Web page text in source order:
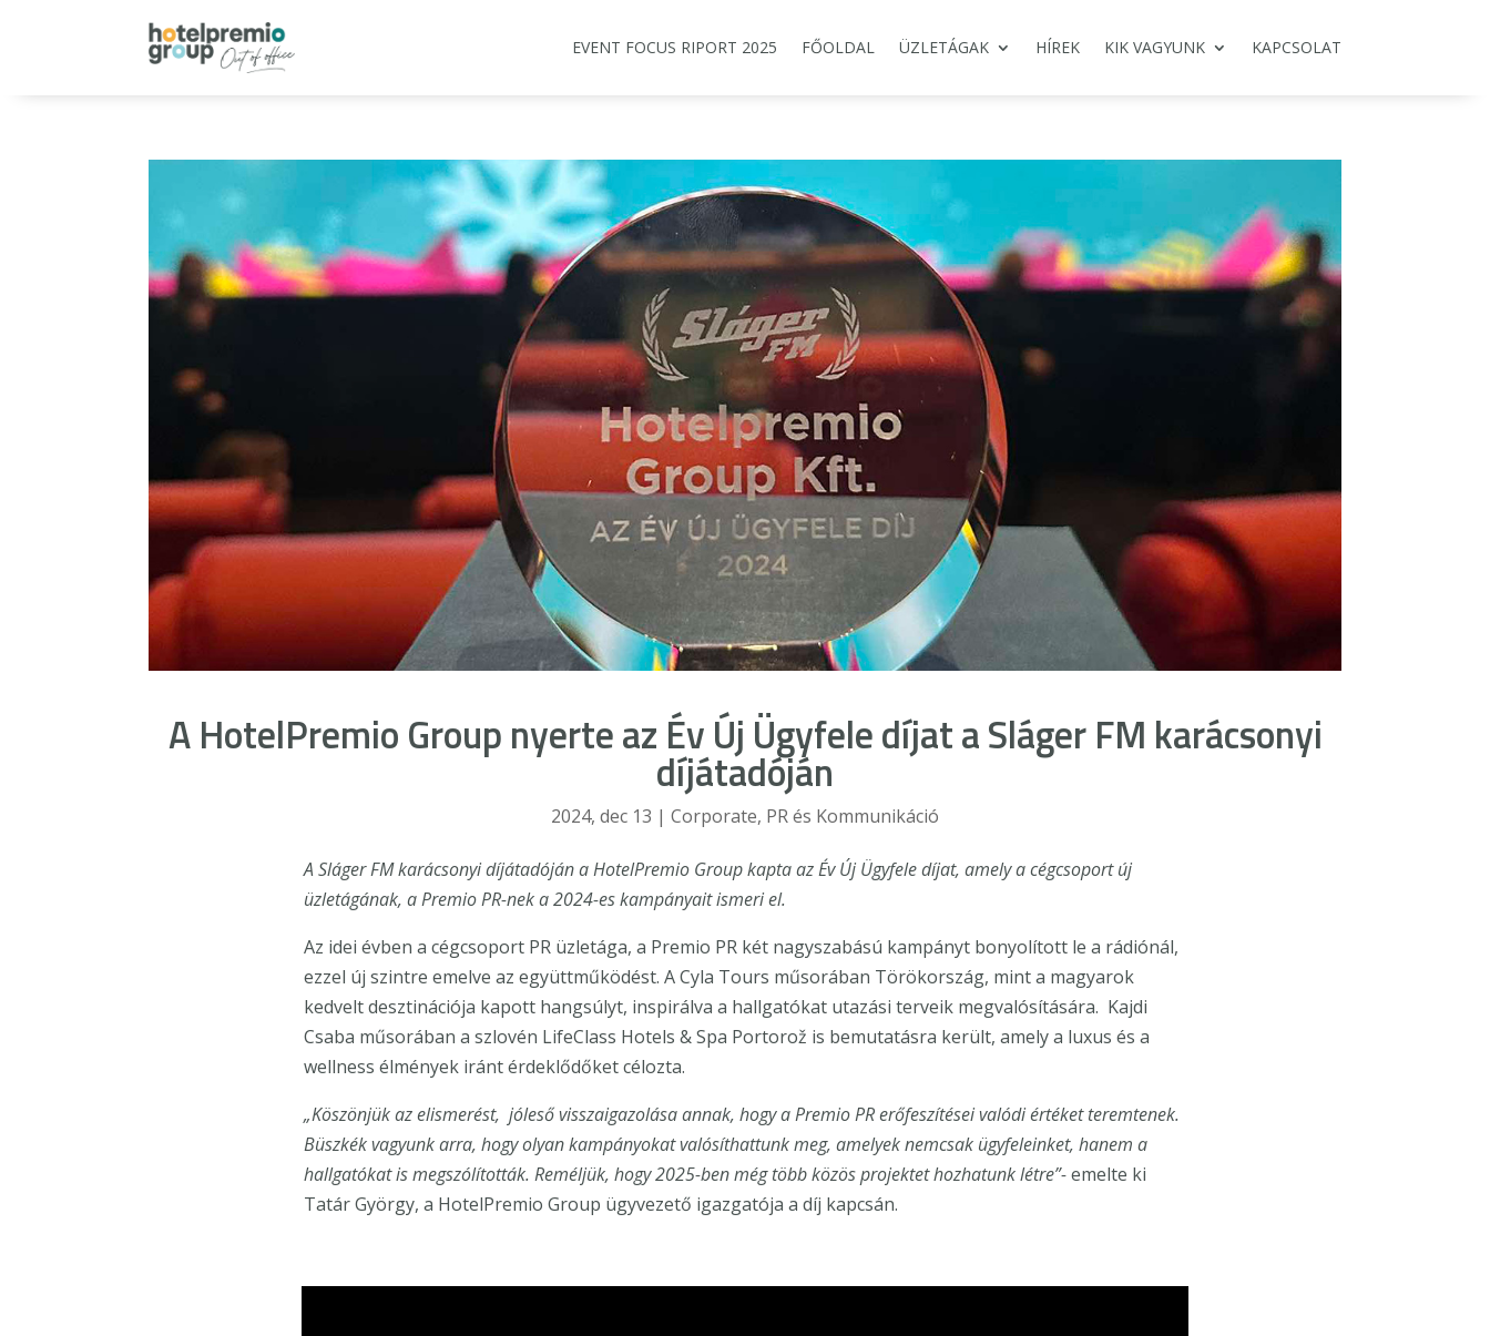
EVENT FOCUS RIPORT 2025 FŐOLDAL ÜZLETÁGAK HÍREK KIK VAGYUNK KAPCSOLAT
A HotelPremio Group nyerte az Év Új Ügyfele díjat a Sláger FM karácsonyi
díjátadóján
2024, dec 13 | Corporate, PR és Kommunikáció
A Sláger FM karácsonyi díjátadóján a HotelPremio Group kapta az Év Új Ügyfele díjat, amely a cégcsoport új
üzletágának, a Premio PR-nek a 2024-es kampányait ismeri el.
Az idei évben a cégcsoport PR üzletága, a Premio PR két nagyszabású kampányt bonyolított le a rádiónál,
ezzel új szintre emelve az együttműködést. A Cyla Tours műsorában Törökország, mint a magyarok
kedvelt desztinációja kapott hangsúlyt, inspirálva a hallgatókat utazási terveik megvalósítására. Kajdi
Csaba műsorában a szlovén LifeClass Hotels & Spa Portorož is bemutatásra került, amely a luxus és a
wellness élmények iránt érdeklődőket célozta.
„Köszönjük az elismerést, jóleső visszaigazolása annak, hogy a Premio PR erőfeszítései valódi értéket teremtenek.
Büszkék vagyunk arra, hogy olyan kampányokat valósíthattunk meg, amelyek nemcsak ügyfeleinket, hanem a
hallgatókat is megszólították. Reméljük, hogy 2025-ben még több közös projektet hozhatunk létre”-emelte ki
Tatár György, a HotelPremio Group ügyvezető igazgatója a díj kapcsán.